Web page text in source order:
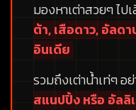
มองหาเต่าสวยๆ ไป
ต้า, เสือดาว, อัลด
อินเดีย
รวมถึงเต่าน้ำเท่ๆ อ
สแนปปิ้ง หรือ อัลลิ